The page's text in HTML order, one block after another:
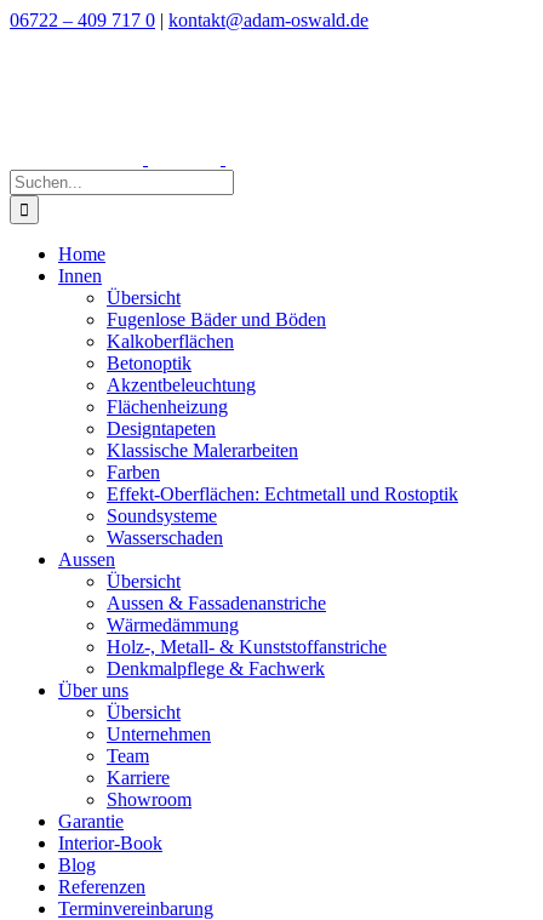
Zum
06722 – 409 717 0 | kontakt@adam-oswald.de
Suche
nach:
Home
Innen
Übersicht
Fugenlose Bäder und Böden
Kalkoberflächen
Betonoptik
Akzentbeleuchtung
Flächenheizung
Designtapeten
Klassische Malerarbeiten
Farben
Effekt-Oberflächen: Echtmetall und Rostoptik
Soundsysteme
Wasserschaden
Aussen
Übersicht
Aussen & Fassadenanstriche
Wärmedämmung
Holz-, Metall- & Kunststoffanstriche
Denkmalpflege & Fachwerk
Über uns
Übersicht
Unternehmen
Team
Karriere
Showroom
Garantie
Interior-Book
Blog
Referenzen
Terminvereinbarung